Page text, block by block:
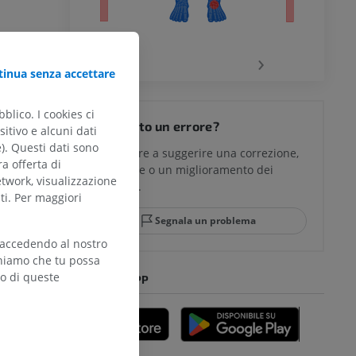
e del
›
Hai notato un errore?
Non esitare a suggerire una correzione,
traduzione o un miglioramento dei
contenuti.
Segnala un problema
SCARICA L'APP
senza accettare
I cookies ci
e alcuni dati
Questi dati sono
offerta di
visualizzazione
Per maggiori
al nostro
che tu possa
di queste